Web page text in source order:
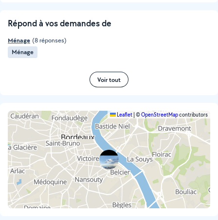
Répond à vos demandes de
Ménage (8 réponses)
Ménage
Voir tout
Leaflet ©OpenStreetMapcontributors